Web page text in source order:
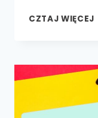
CZTAJ WIĘCEJ